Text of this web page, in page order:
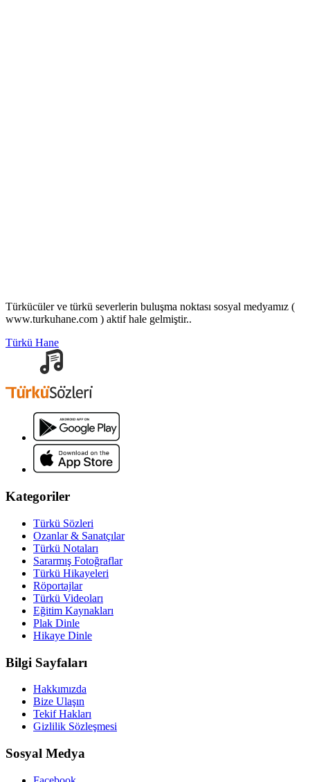
Türkücüler ve türkü severlerin buluşma noktası sosyal medyamız (
www.turkuhane.com ) aktif hale gelmiştir..
Türkü Hane
Kategoriler
Türkü Sözleri
Ozanlar & Sanatçılar
Türkü Notaları
Sararmış Fotoğraflar
Türkü Hikayeleri
Röportajlar
Türkü Videoları
Eğitim Kaynakları
Plak Dinle
Hikaye Dinle
Bilgi Sayfaları
Hakkımızda
Bize Ulaşın
Tekif Hakları
Gizlilik Sözleşmesi
Sosyal Medya